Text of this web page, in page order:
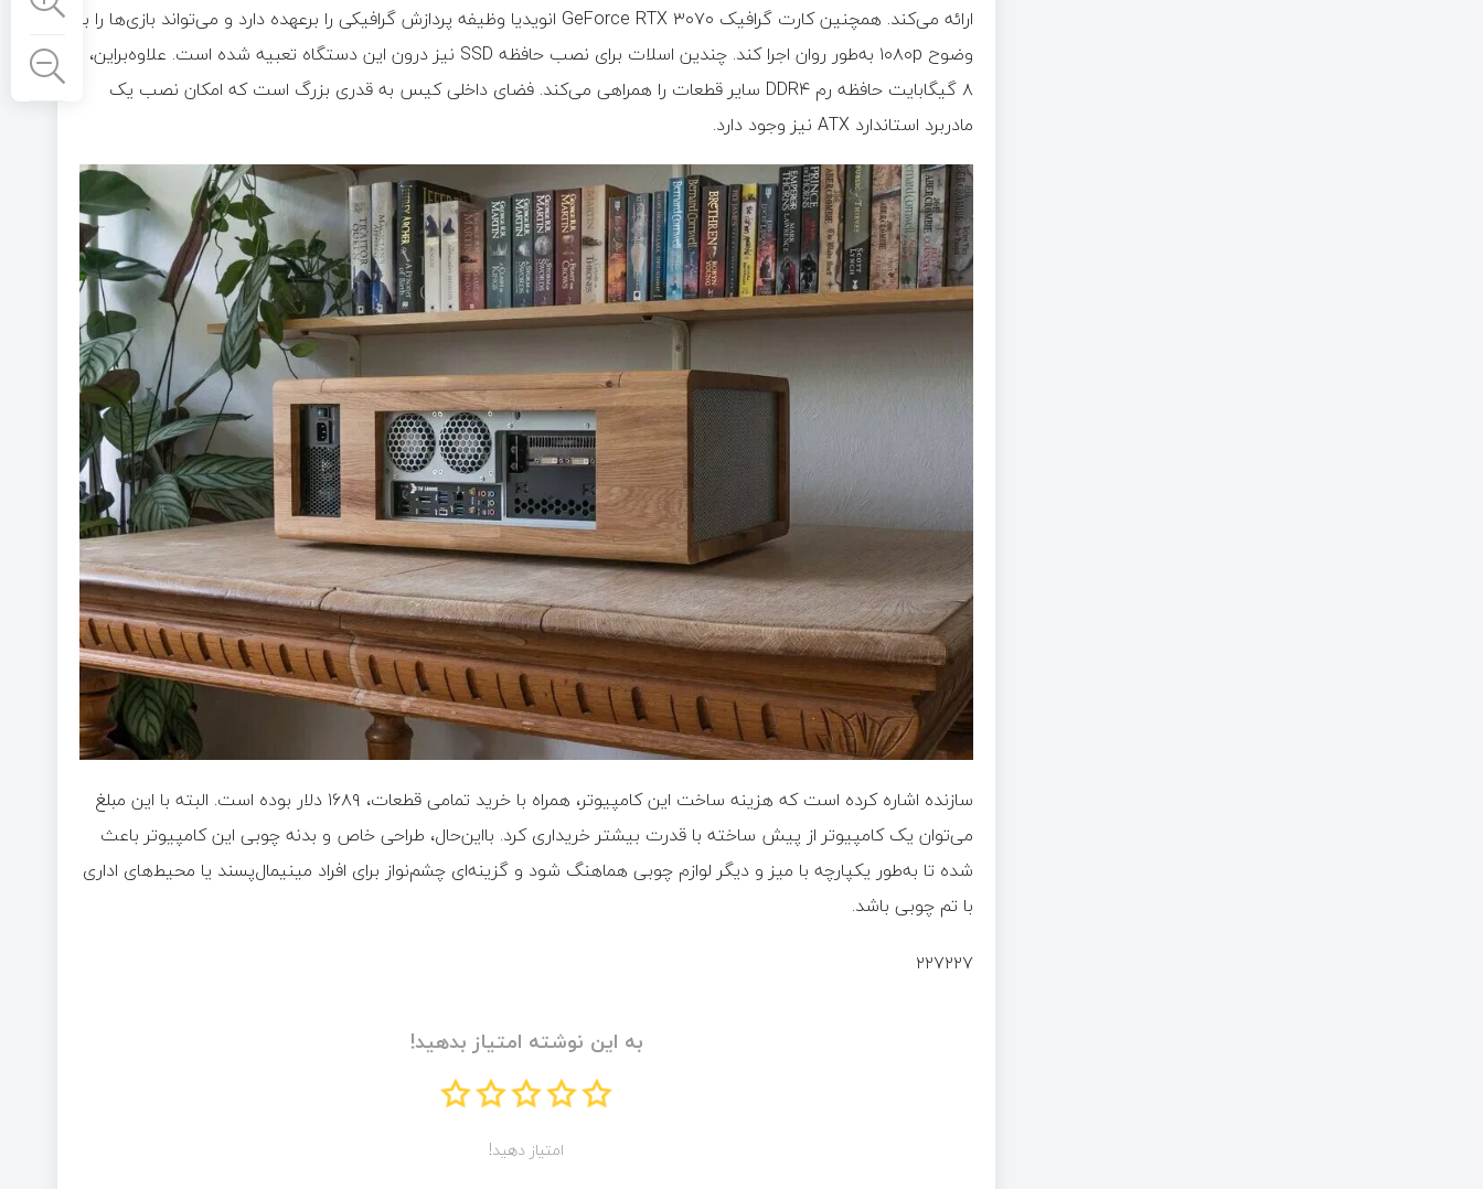
ارائه می‌کند. همچنین کارت گرافیک GeForce RTX ۳۰۷۰ انویدیا وظیفه پردازش گرافیکی را برعهده دارد و می‌تواند بازی‌ها را با
وضوح ۱۰۸۰p به‌طور روان اجرا کند. چندین اسلات برای نصب حافظه SSD نیز درون این دستگاه تعبیه شده است. علاوه‌براین،
۸ گیگابایت حافظه رم DDR۴ سایر قطعات را همراهی می‌کند. فضای داخلی کیس به قدری بزرگ است که امکان نصب یک
مادربرد استاندارد ATX نیز وجود دارد.
سازنده اشاره کرده است که هزینه ساخت این کامپیوتر، همراه با خرید تمامی قطعات، ۱۶۸۹ دلار بوده است. البته با این مبلغ
می‌توان یک کامپیوتر از پیش ساخته با قدرت بیشتر خریداری کرد. بااین‌حال، طراحی خاص و بدنه چوبی این کامپیوتر باعث
شده تا به‌طور یکپارچه با میز و دیگر لوازم چوبی هماهنگ شود و گزینه‌ای چشم‌نواز برای افراد مینیمال‌پسند یا محیط‌های اداری
با تم چوبی باشد.
۲۲۷۲۲۷
به این نوشته امتیاز بدهید!
امتیاز دهید!